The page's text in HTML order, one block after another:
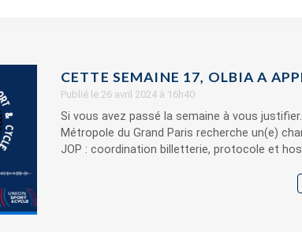
CETTE SEMAINE 17, OLBIA A
Publié le 26 avril 2024 à 16h40
Si vous avez passé la semaine à vous
Métropole du Grand Paris recherche un(e)
JOP : coordination billetterie, protocole et